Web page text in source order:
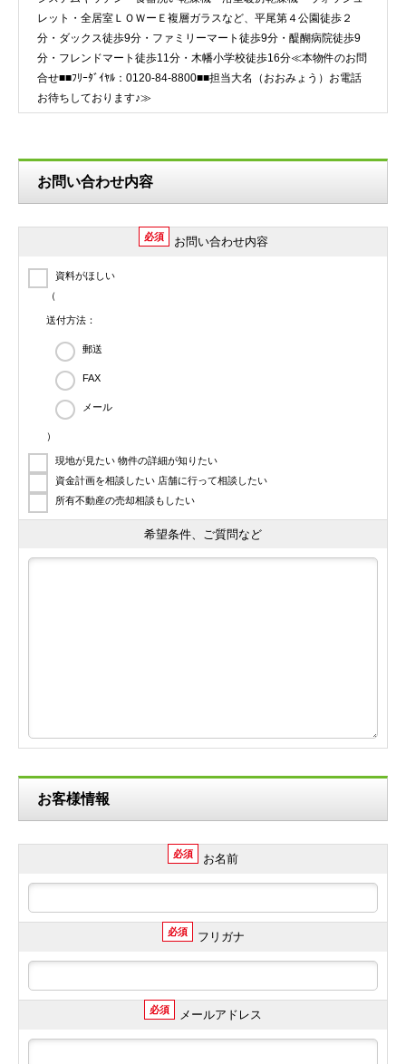
レット・全居室ＬＯＷーＥ複層ガラスなど、平尾第４公園徒歩２
分・ダックス徒歩9分・ファミリーマート徒歩9分・醍醐病院徒歩9
分・フレンドマート徒歩11分・木幡小学校徒歩16分≪本物件のお問
合せ■■ﾌﾘｰﾀﾞｲﾔﾙ：0120-84-8800■■担当大名（おおみょう）お電話
お待ちしております♪≫
お問い合わせ内容
必須 お問い合わせ内容
資料がほしい
（
送付方法：
郵送
FAX
メール
）
現地が見たい 物件の詳細が知りたい
資金計画を相談したい 店舗に行って相談したい
所有不動産の売却相談もしたい
希望条件、ご質問など
お客様情報
必須 お名前
必須 フリガナ
必須 メールアドレス